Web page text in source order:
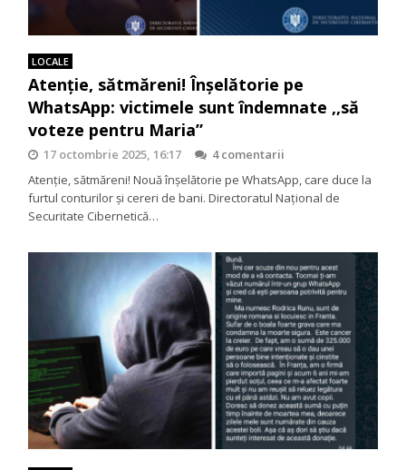
LOCALE
Atenție, sătmăreni! Înșelătorie pe
WhatsApp: victimele sunt îndemnate ,,să
voteze pentru Maria”
17 octombrie 2025, 16:17
4 comentarii
Atenție, sătmăreni! Nouă înșelătorie pe WhatsApp, care duce la
furtul conturilor și cereri de bani. Directoratul Național de
Securitate Cibernetică…